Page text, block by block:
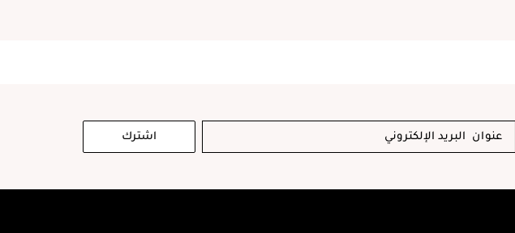
sweetness that is oh so delicious. This is a
really gorgeous and unique fragrance that is
beautiful all at once.
اشترك